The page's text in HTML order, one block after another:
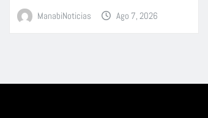
ManabiNoticias Ago 7, 2026